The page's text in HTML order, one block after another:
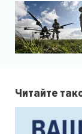
Читайте